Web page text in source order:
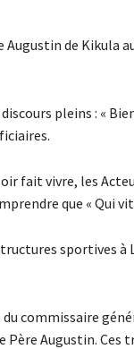
de Kikula
discours pleins : «
fait vivre, les
que « Qui
sportives à
commissaire
Père Augustin.